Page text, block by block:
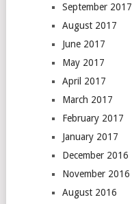
September 2017
August 2017
June 2017
May 2017
April 2017
March 2017
February 2017
January 2017
December 2016
November 2016
August 2016